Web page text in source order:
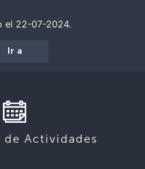
el 22-07-2024.
Ir a
de Actividades